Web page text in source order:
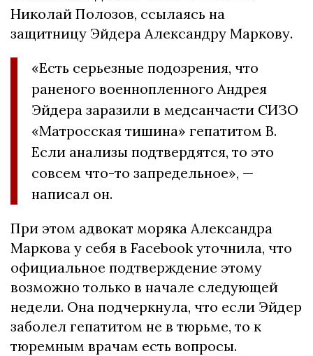
Николай Полозов, ссылаясь на
защитницу Эйдера Александру Маркову.
«Есть серьезные подозрения, что
раненого военнопленного Андрея
Эйдера заразили в медсанчасти СИЗО
«Матросская тишина» гепатитом В.
Если анализы подтвердятся, то это
совсем что-то запредельное», —
написал он.
При этом адвокат моряка Александра
Маркова у себя в Facebook уточнила, что
официальное подтверждение этому
возможно только в начале следующей
недели. Она подчеркнула, что если Эйдер
заболел гепатитом не в тюрьме, то к
тюремным врачам есть вопросы.